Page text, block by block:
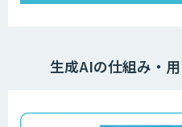
生成AIの仕組み・